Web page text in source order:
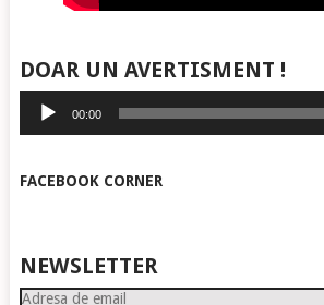
DOAR UN AVERTISMENT !
Player
audio
00:00
FACEBOOK CORNER
NEWSLETTER
Adresa